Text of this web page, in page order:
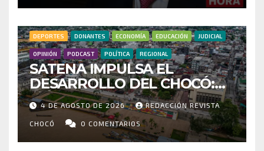
HOSPITAL DE ACANDÍ
DEPORTES DONANTES ECONOMÍA EDUCACIÓN JUDICIAL
OPINIÓN PODCAST POLÍTICA REGIONAL
SATENA IMPULSA EL
DESARROLLO DEL CHOCÓ:
MÁS DE 35 MIL PASAJEROS
MOVILIZADOS Y NUEVAS
RUTAS FORTALECEN LA
CONECTIVIDAD
4 DE AGOSTO DE 2026 REDACCIÓN REVISTA
CHOCÓ 0 COMENTARIOS